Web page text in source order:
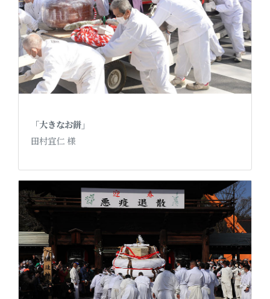
「大きなお餅」
田村宜仁 様